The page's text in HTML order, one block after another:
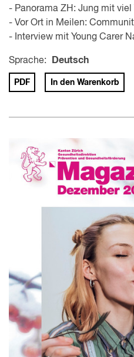
- Panorama ZH: Jung mit viel
- Vor Ort in Meilen:
- Interview mit Young Carer
Sprache: Deutsch
PDF In den Warenkorb